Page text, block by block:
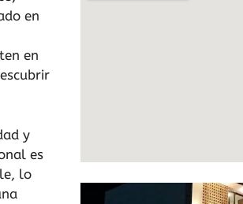
en
en
y
es
lo